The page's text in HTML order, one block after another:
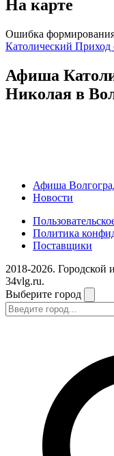
На карте
Ошибка
Католический Приход
Афиша
Николая в
Афиша
Новости
Политика
Поставщики
2018-2026.
34vlg.ru.
Выберите город